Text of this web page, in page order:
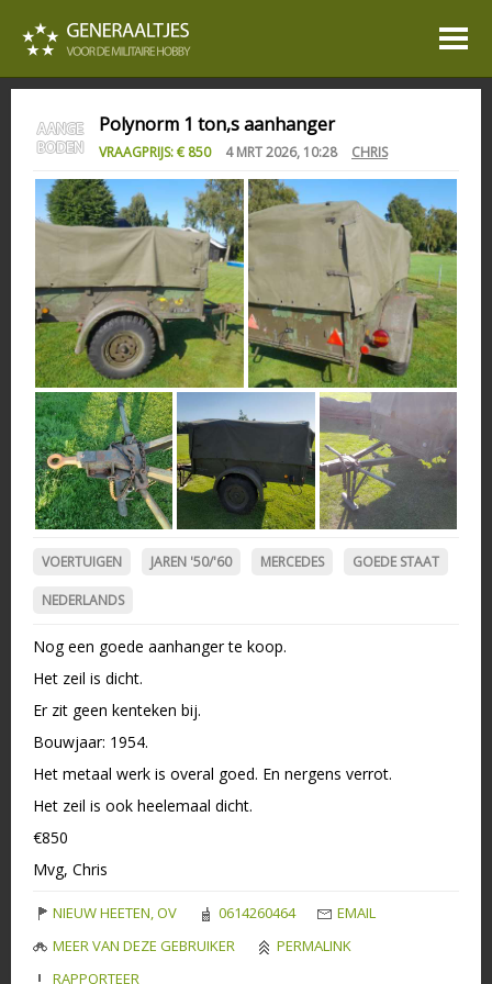
Polynorm 1 ton,s aanhanger
VRAAGPRIJS: € 850 4 MRT 2026, 10:28 CHRIS
VOERTUIGEN JAREN '50/'60 MERCEDES GOEDE STAAT
NEDERLANDS
Nog een goede aanhanger te koop.
Het zeil is dicht.
Er zit geen kenteken bij.
Bouwjaar: 1954.
Het metaal werk is overal goed. En nergens verrot.
Het zeil is ook heelemaal dicht.
€850
Mvg, Chris
NIEUW HEETEN, OV 0614260464
EMAIL
MEER VAN DEZE GEBRUIKER
PERMALINK
RAPPORTEER